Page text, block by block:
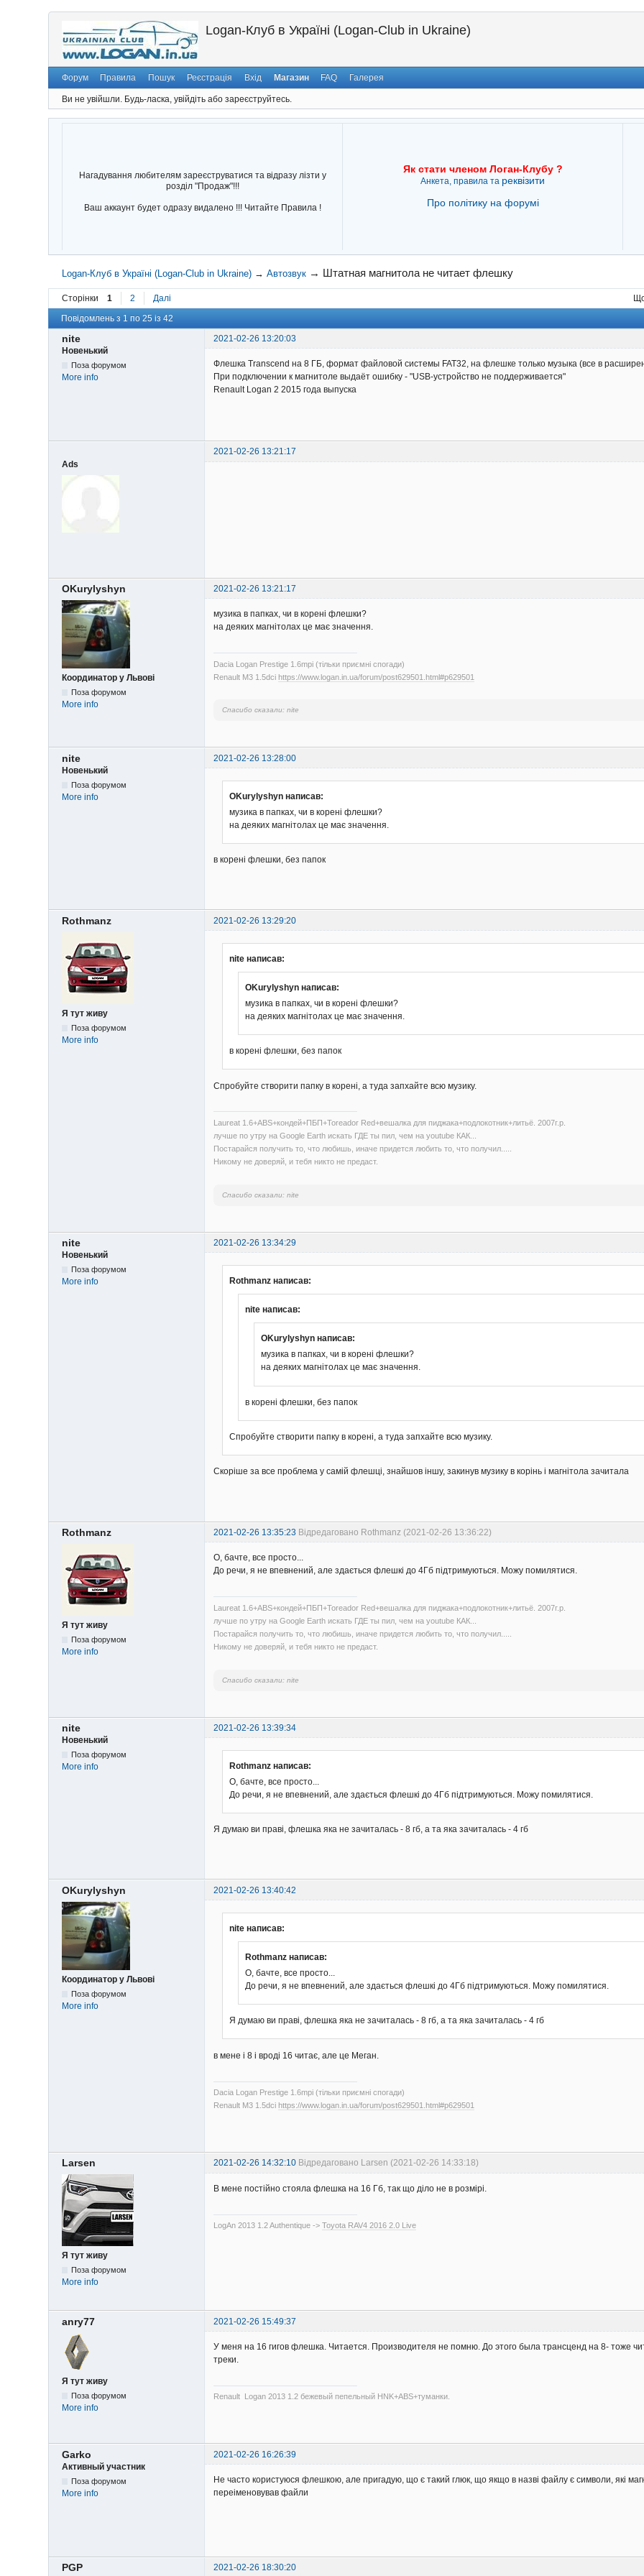
Logan-Клуб в Україні (Logan-Club in Ukraine)
Форум Правила Пошук Реєстрація Вхід Магазин FAQ Галерея
Ви не увійшли. Будь-ласка, увійдіть або зареєструйтесь.
Нагадування любителям зареєструватися та відразу лізти у
розділ "Продаж"!!!
Ваш аккаунт будет одразу видалено !!! Читайте Правила !
Як стати членом Логан-Клубу ?
Анкета, правила та реквізити
Про політику на форумі
Logan-Клуб в Україні (Logan-Club in Ukraine) → Автозвук → Штатная магнитола не читает флешку
Сторінки 1 2 Далі
Повідомлень з 1 по 25 із 42
nite
2021-02-26 13:20:03
Новенький
Поза форумом
More info
Флешка Transcend на 8 ГБ, формат файловой системы FAT32, на флешке только музыка (все в
При подключении к магнитоле выдаёт ошибку - "USB-устройство не поддерживается"
Renault Logan 2 2015 года выпуска
2021-02-26 13:21:17
Ads
OKurylyshyn 2021-02-26 13:21:17
Координатор у Львові
Поза форумом
More info
музика в папках, чи в корені флешки?
на деяких магнітолах це має значення.
Dacia Logan Prestige 1.6mpi (тільки приємні спогади)
Renault M3 1.5dci https://www.logan.in.ua/forum/post629501.html#p629501
Спасибо сказали:nite
nite
2021-02-26 13:28:00
Новенький
Поза форумом
More info
OKurylyshyn написав:
музика в папках, чи в корені флешки?
на деяких магнітолах це має значення.
в корені флешки, без папок
Rothmanz 2021-02-26 13:29:20
Я тут живу
Поза форумом
More info
nite написав:
OKurylyshyn написав:
музика в папках, чи в корені флешки?
на деяких магнітолах це має значення.
в корені флешки, без папок
Спробуйте створити папку в корені, а туда запхайте всю музику.
Laureat 1.6+ABS+кондей+ПБП+Toreador Red+вешалка для пиджака+подлокотник+литьё. 2007г.р.
лучше по утру на Google Earth искать ГДЕ ты пил, чем на youtube КАК...
Постарайся получить то, что любишь, иначе придется любить то, что получил.....
Никому не доверяй, и тебя никто не предаст.
Спасибо сказали:nite
nite
2021-02-26 13:34:29
Новенький
Поза форумом
More info Rothmanz написав:
nite написав:
OKurylyshyn написав:
музика в папках, чи в корені флешки?
на деяких магнітолах це має значення.
в корені флешки, без папок
Спробуйте створити папку в корені, а туда запхайте всю музику.
Скоріше за все проблема у самій флешці, знайшов іншу, закинув музику в корінь і магнітола зачитала
Rothmanz 2021-02-26 13:35:23 Відредаговано Rothmanz (2021-02-26 13:36:22)
Я тут живу
Поза форумом
More info
О, бачте, все просто...
До речи, я не впевнений, але здається флешкі до 4Гб підтримуються. Можу помилятися.
Laureat 1.6+ABS+кондей+ПБП+Toreador Red+вешалка для пиджака+подлокотник+литьё. 2007г.р.
лучше по утру на Google Earth искать ГДЕ ты пил, чем на youtube КАК...
Постарайся получить то, что любишь, иначе придется любить то, что получил.....
Никому не доверяй, и тебя никто не предаст.
Спасибо сказали:nite
nite
2021-02-26 13:39:34
Новенький
Поза форумом
More info
Rothmanz написав:
О, бачте, все просто...
До речи, я не впевнений, але здається флешкі до 4Гб підтримуються. Можу помилятися.
Я думаю ви праві, флешка яка не зачиталась - 8 гб, а та яка зачиталась - 4 гб
OKurylyshyn 2021-02-26 13:40:42
Координатор у Львові
Поза форумом
More info
nite написав:
Rothmanz написав:
О, бачте, все просто...
До речи, я не впевнений, але здається флешкі до 4Гб підтримуються. Можу помилятися.
Я думаю ви праві, флешка яка не зачиталась - 8 гб, а та яка зачиталась - 4 гб
в мене і 8 і вроді 16 читає, але це Меган.
Dacia Logan Prestige 1.6mpi (тільки приємні спогади)
Renault M3 1.5dci https://www.logan.in.ua/forum/post629501.html#p629501
Larsen 2021-02-26 14:32:10 Відредаговано Larsen (2021-02-26 14:33:18)
Я тут живу
Поза форумом
More info
В мене постійно стояла флешка на 16 Гб, так що діло не в розмірі.
LogAn 2013 1.2 Authentique ->Toyota RAV4 2016 2.0 Live
anry77 2021-02-26 15:49:37
Я тут живу
Поза форумом
More info
У меня на 16 гигов флешка. Читается. Производителя не помню. До этого была трансценд на 8- тоже
треки.
Renault Logan 2013 1.2 бежевый пепельный HNK+ABS+туманки.
Garko
2021-02-26 16:26:39
Активный участник
Поза форумом
More info
Не часто користуюся флешкою, але пригадую, що є такий глюк, що якщо в назві файлу є символи, які
переіменовував файли
PGP 2021-02-26 18:30:20